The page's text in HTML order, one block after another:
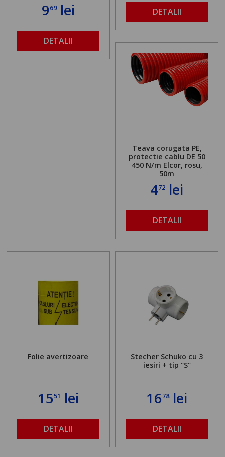
969lei
DETALII
DETALII
Teava corugata PE,
protectie cablu DE 50
450 N/m Elcor, rosu,
50m
472 lei
DETALII
Folie avertizoare
1551 lei
DETALII
Stecher Schuko cu 3
iesiri + tip "S"
1678lei
DETALII